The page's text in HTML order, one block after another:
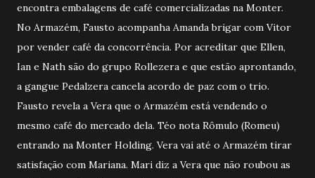
encontra embalagens de café comercializadas na Monter.
No Armazém, Fausto acompanha Amanda brigar com Vitor
por vender café da concorrência. Por acreditar que Ellen,
Ian e Nath são do grupo Rollezera e que estão aprontando,
a gangue Pedalzera cancela acordo de paz com o trio.
Fausto revela a Vera que o Armazém está vendendo o
mesmo café do mercado dela. Téo nota Rômulo (Romeu)
entrando na Monter Holding. Vera vai até o Armazém tirar
satisfação com Mariana. Mari diz a Vera que não roubou as